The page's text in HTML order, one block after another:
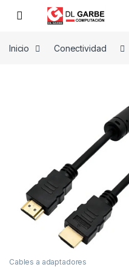
Inicio Conectividad
Cables a adaptadores